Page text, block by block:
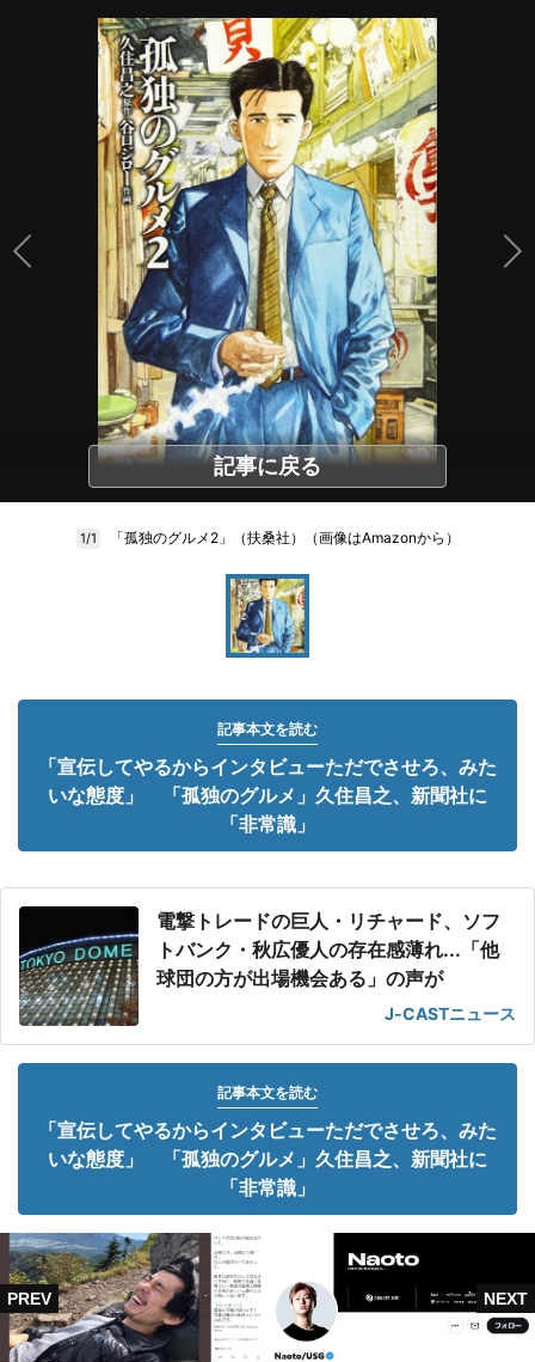
記事に戻る
1/1 「孤独のグルメ2」（扶桑社）（画像はAmazonから）
記事本文を読む
「宣伝してやるからインタビューただでさせろ、みた
いな態度」 「孤独のグルメ」久住昌之、新聞社に
「非常識」
電撃トレードの巨人・リチャード、ソフ
トバンク・秋広優人の存在感薄れ...「他
球団の方が出場機会ある」の声が
J-CASTニュース
記事本文を読む
「宣伝してやるからインタビューただでさせろ、みた
いな態度」 「孤独のグルメ」久住昌之、新聞社に
「非常識」